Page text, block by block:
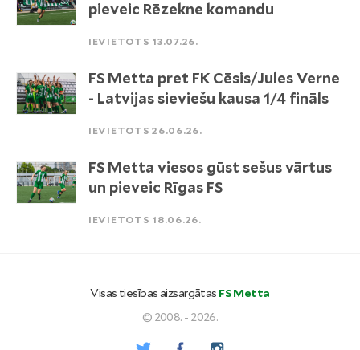
pieveic Rēzekne komandu
IEVIETOTS 13.07.26.
FS Metta pret FK Cēsis/Jules Verne
- Latvijas sieviešu kausa 1/4 fināls
IEVIETOTS 26.06.26.
FS Metta viesos gūst sešus vārtus
un pieveic Rīgas FS
IEVIETOTS 18.06.26.
Visas tiesības aizsargātas FS Metta
© 2008. - 2026.